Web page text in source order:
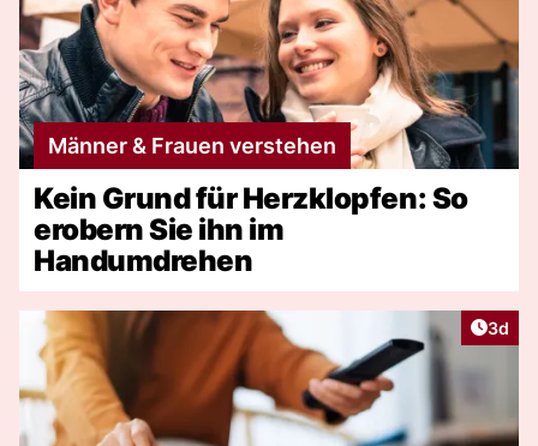
Männer & Frauen verstehen
Kein Grund für Herzklopfen: So
erobern Sie ihn im
Handumdrehen
3d